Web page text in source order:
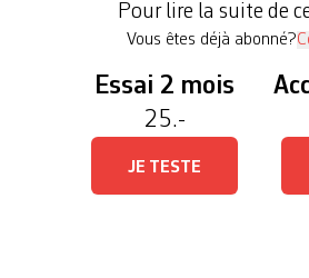
ce sont les […]
Pour lire la suite de
Vous êtes déjà abonné?
Essai 2 mois
25.-
JE TESTE